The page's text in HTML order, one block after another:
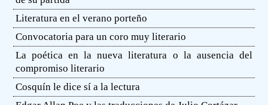
Literatura en el verano porteño
Convocatoria para un coro muy literario
La poética en la nueva literatura o la ausencia del
compromiso literario
Cosquín le dice sí a la lectura